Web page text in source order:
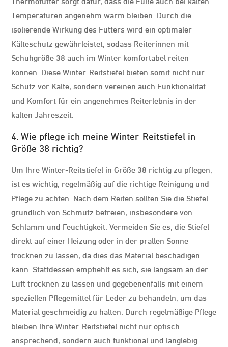
Temperaturen angenehm warm bleiben. Durch die
isolierende Wirkung des Futters wird ein optimaler
Kälteschutz gewährleistet, sodass Reiterinnen mit
Schuhgröße 38 auch im Winter komfortabel reiten
können. Diese Winter-Reitstiefel bieten somit nicht nur
Schutz vor Kälte, sondern vereinen auch Funktionalität
und Komfort für ein angenehmes Reiterlebnis in der
kalten Jahreszeit.
4. Wie pflege ich meine Winter-Reitstiefel in
Größe 38 richtig?
Um Ihre Winter-Reitstiefel in Größe 38 richtig zu pflegen,
ist es wichtig, regelmäßig auf die richtige Reinigung und
Pflege zu achten. Nach dem Reiten sollten Sie die Stiefel
gründlich von Schmutz befreien, insbesondere von
Schlamm und Feuchtigkeit. Vermeiden Sie es, die Stiefel
direkt auf einer Heizung oder in der prallen Sonne
trocknen zu lassen, da dies das Material beschädigen
kann. Stattdessen empfiehlt es sich, sie langsam an der
Luft trocknen zu lassen und gegebenenfalls mit einem
speziellen Pflegemittel für Leder zu behandeln, um das
Material geschmeidig zu halten. Durch regelmäßige Pflege
bleiben Ihre Winter-Reitstiefel nicht nur optisch
ansprechend, sondern auch funktional und langlebig.